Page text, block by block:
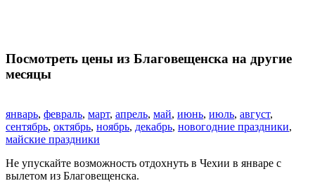
Посмотреть цены из Благовещенска на другие
месяцы
январь, февраль, март, апрель, май, июнь, июль, август,
сентябрь, октябрь, ноябрь, декабрь, новогодние праздники,
майские праздники
Не упускайте возможность отдохнуть в Чехии в январе с
вылетом из Благовещенска.